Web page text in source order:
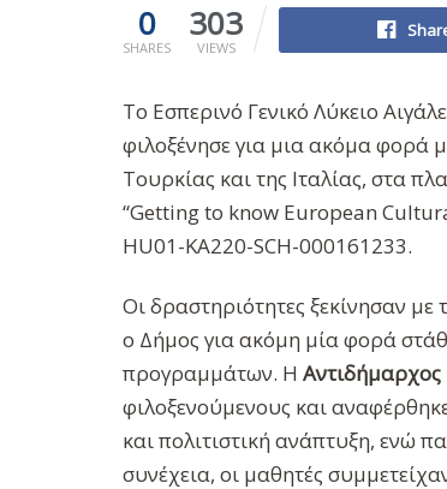
0
SHARES
303
VIEWS
Το Εσπερινό Γενικό Λύκειο
φιλοξένησε για μια ακόμα φορά
Τουρκίας και της Ιταλίας, στα
“Getting to know European
HU01-KA220-SCH-000161233.
Οι δραστηριότητες ξεκίνησαν
ο Δήμος για ακόμη μία φορά
προγραμμάτων. Η
φιλοξενούμενους και
και πολιτιστική ανάπτυξη, ενώ
συνέχεια, οι μαθητές